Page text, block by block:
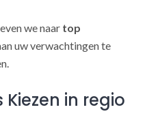
we naar top
uw verwachtingen te
in regio